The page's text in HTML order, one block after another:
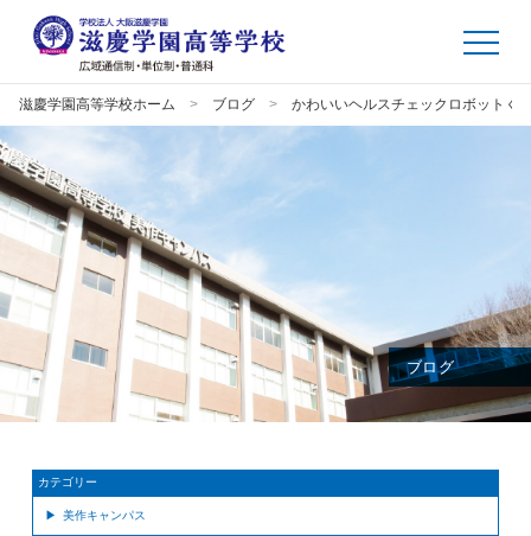
滋慶学園高等学校ホーム ブログ かわいいヘルスチェックロボットく
ブログ
カテゴリー
美作キャンパス